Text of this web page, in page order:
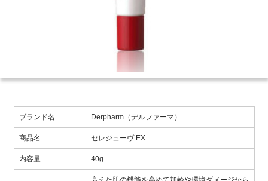
ブランド名 Derpharm（デルファーマ）
商品名 セレジューヴ EX
内容量 40g